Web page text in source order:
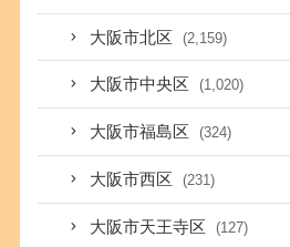
大阪市北区 (2,159)
大阪市中央区 (1,020)
大阪市福島区 (324)
大阪市西区 (231)
大阪市天王寺区 (127)